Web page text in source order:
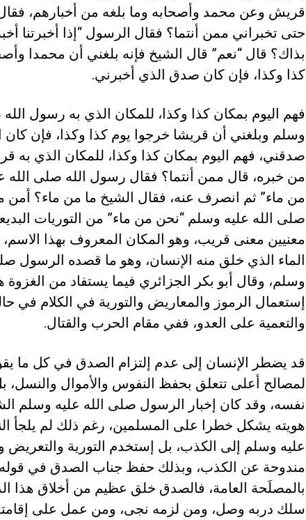
قريش وعن محمد وأصحابه وما بلغه من أخبارهم، فقال
حتى تخبراني ممن أنتما؟ فقال الرسول “إذا أخبرتنا
بذاك؟ قال “نعم” قال الشيخ فإنه بلغني أن محمدا
كذا وكذا، فإن كان صدق الذي أخبرني.
فهم اليوم بمكان كذا وكذا، للمكان الذي به رسول
وسلم وبلغني أن قريشا خرجوا يوم كذا وكذا، فإن كان
صدقني، فهم اليوم بمكان كذا وكذا، للمكان الذي به
من خبره، قال ممن أنتما؟ فقال رسول الله صلى الله
من ماء” ثم انصرف عنه، فقال الشيخ ما من ماء؟ أمن
صلى الله عليه وسلم “نحن من ماء” من التوريات
معنيين معنى قريب، وهو المكان المعروف بهذا الاسم،
الماء الذي خلق منه الإنسان، وهو ما قصده الرسول
وسلم، وقال أبو بكر الجزائري فيما يستفاد من
إستعمال الرموز والمعاريض والتورية في الكلام في
والتعمية على العدو، ففي مقام الحرب والقتال.
قد يضطر الإنسان إلى عدم إلتزام الصدق في كل ما
لمصالح أعلى تتعلق بحفظ النفوس والأموال والنسل،
نفسه، وقد كان إخبار الرسول صلى الله عليه وسلم
هويته يشكل خطرا على المسلمين، رغم ذلك لم يلجأ
عليه وسلم إلى الكذب، بل إستخدم التورية
مندوحة عن الكذب، وبذلك حفظ جناب الصدق في قوله
بالمصلَحة العامة، فالصدق خلق عظيم من أخلاق هذا
سلك دربه وصل، ومن لزمه نجى، ومن عمل على